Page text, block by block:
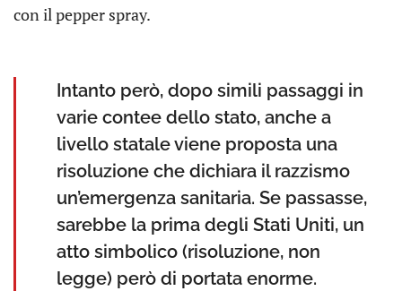
con il pepper spray.
Intanto però, dopo simili passaggi in
varie contee dello stato, anche a
livello statale viene proposta una
risoluzione che dichiara il razzismo
un’emergenza sanitaria. Se passasse,
sarebbe la prima degli Stati Uniti, un
atto simbolico (risoluzione, non
legge) però di portata enorme.